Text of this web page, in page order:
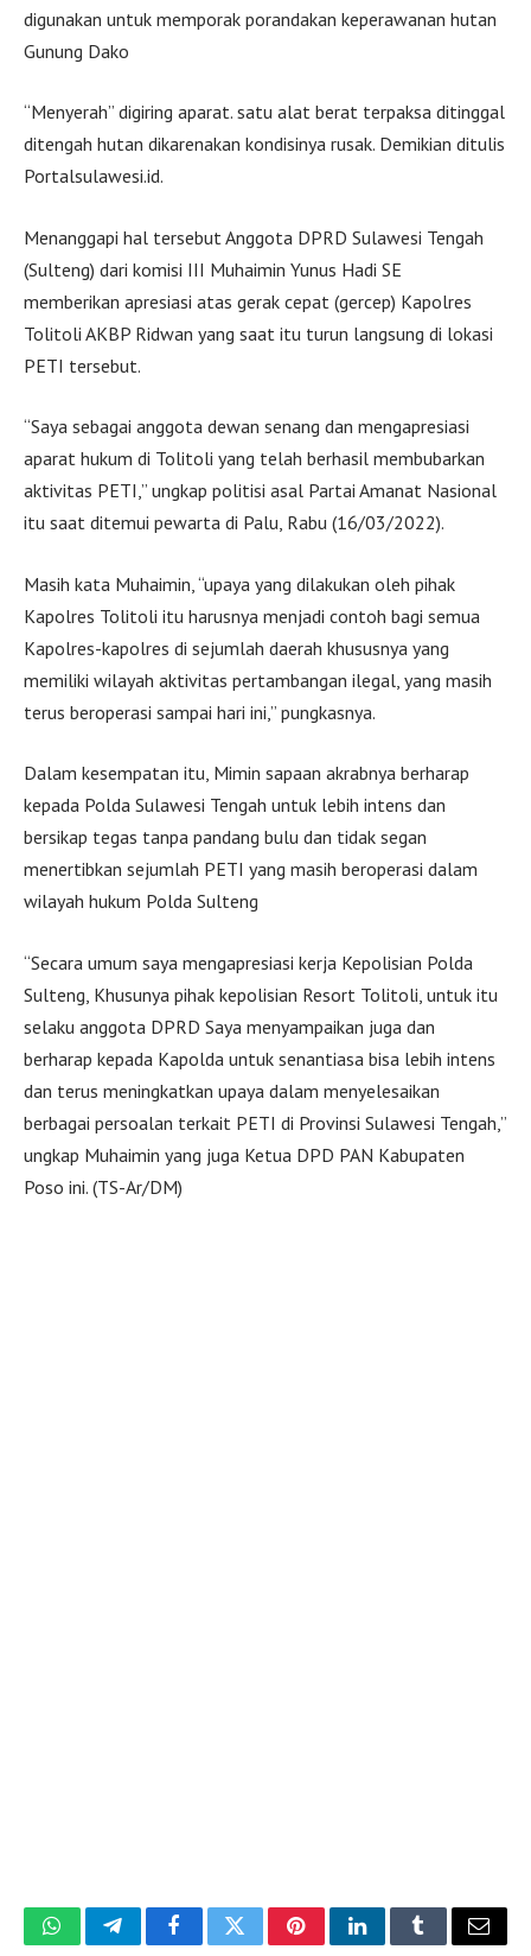
digunakan untuk memporak porandakan keperawanan hutan
Gunung Dako
“Menyerah” digiring aparat. satu alat berat terpaksa ditinggal
ditengah hutan dikarenakan kondisinya rusak. Demikian ditulis
Portalsulawesi.id.
Menanggapi hal tersebut Anggota DPRD Sulawesi Tengah
(Sulteng) dari komisi III Muhaimin Yunus Hadi SE
memberikan apresiasi atas gerak cepat (gercep) Kapolres
Tolitoli AKBP Ridwan yang saat itu turun langsung di lokasi
PETI tersebut.
“Saya sebagai anggota dewan senang dan mengapresiasi
aparat hukum di Tolitoli yang telah berhasil membubarkan
aktivitas PETI,” ungkap politisi asal Partai Amanat Nasional
itu saat ditemui pewarta di Palu, Rabu (16/03/2022).
Masih kata Muhaimin, “upaya yang dilakukan oleh pihak
Kapolres Tolitoli itu harusnya menjadi contoh bagi semua
Kapolres-kapolres di sejumlah daerah khususnya yang
memiliki wilayah aktivitas pertambangan ilegal, yang masih
terus beroperasi sampai hari ini,” pungkasnya.
Dalam kesempatan itu, Mimin sapaan akrabnya berharap
kepada Polda Sulawesi Tengah untuk lebih intens dan
bersikap tegas tanpa pandang bulu dan tidak segan
menertibkan sejumlah PETI yang masih beroperasi dalam
wilayah hukum Polda Sulteng
“Secara umum saya mengapresiasi kerja Kepolisian Polda
Sulteng, Khusunya pihak kepolisian Resort Tolitoli, untuk itu
selaku anggota DPRD Saya menyampaikan juga dan
berharap kepada Kapolda untuk senantiasa bisa lebih intens
dan terus meningkatkan upaya dalam menyelesaikan
berbagai persoalan terkait PETI di Provinsi Sulawesi Tengah,”
ungkap Muhaimin yang juga Ketua DPD PAN Kabupaten
Poso ini. (TS-Ar/DM)
WhatsAppTelegramFacebookTwitterPinterestLinkedInTumblrEmail